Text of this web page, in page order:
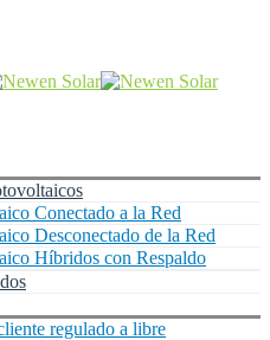
Conectado a la Red
Desconectado de la Red
Híbridos con Respaldo
regulado a libre